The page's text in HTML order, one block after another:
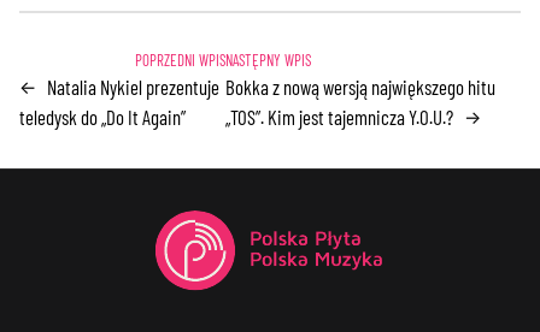
← Natalia Nykiel prezentuje
teledysk do „Do It Again”
Bokka z nową wersją największego hitu
„TOS”. Kim jest tajemnicza Y.O.U.? →